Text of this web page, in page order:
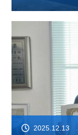
2025.12.13